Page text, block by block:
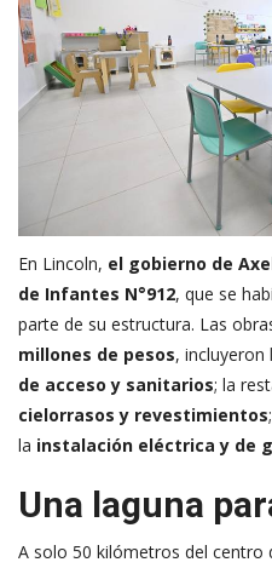
En Lincoln, el gobierno de
de Infantes N°912, que se
parte de su estructura. Las
millones de pesos, incluyeron
de acceso y sanitarios; la
cielorrasos y revestimientos
la instalación eléctrica y de
Una laguna
A solo 50 kilómetros del centro